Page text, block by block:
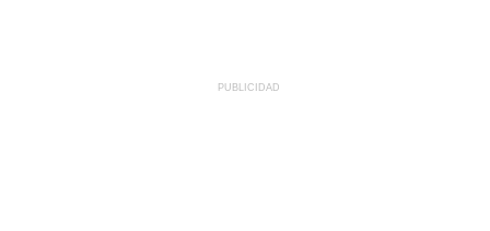
PUBLICIDAD